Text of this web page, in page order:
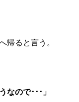
帰ると言う。
なので･･･」